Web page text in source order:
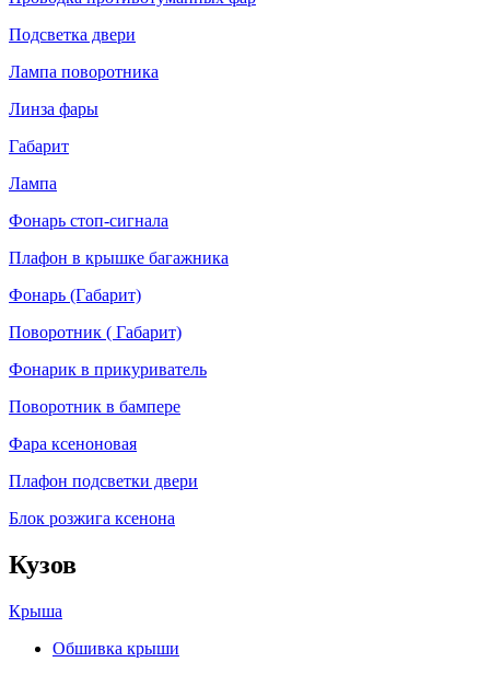
Подсветка двери
Лампа поворотника
Линза фары
Габарит
Лампа
Фонарь стоп-сигнала
Плафон в крышке багажника
Фонарь (Габарит)
Поворотник ( Габарит)
Фонарик в прикуриватель
Поворотник в бампере
Фара ксеноновая
Плафон подсветки двери
Блок розжига ксенона
Кузов
Крыша
Обшивка крыши